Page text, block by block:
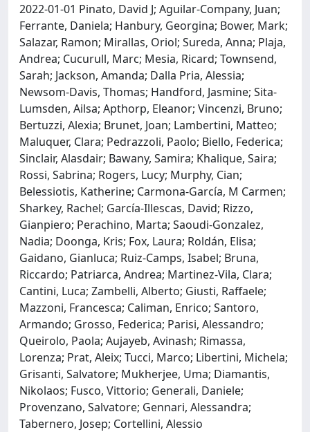
2022-01-01 Pinato, David J; Aguilar-Company, Juan;
Ferrante, Daniela; Hanbury, Georgina; Bower, Mark;
Salazar, Ramon; Mirallas, Oriol; Sureda, Anna; Plaja,
Andrea; Cucurull, Marc; Mesia, Ricard; Townsend,
Sarah; Jackson, Amanda; Dalla Pria, Alessia;
Newsom-Davis, Thomas; Handford, Jasmine; Sita-
Lumsden, Ailsa; Apthorp, Eleanor; Vincenzi, Bruno;
Bertuzzi, Alexia; Brunet, Joan; Lambertini, Matteo;
Maluquer, Clara; Pedrazzoli, Paolo; Biello, Federica;
Sinclair, Alasdair; Bawany, Samira; Khalique, Saira;
Rossi, Sabrina; Rogers, Lucy; Murphy, Cian;
Belessiotis, Katherine; Carmona-García, M Carmen;
Sharkey, Rachel; García-Illescas, David; Rizzo,
Gianpiero; Perachino, Marta; Saoudi-Gonzalez,
Nadia; Doonga, Kris; Fox, Laura; Roldán, Elisa;
Gaidano, Gianluca; Ruiz-Camps, Isabel; Bruna,
Riccardo; Patriarca, Andrea; Martinez-Vila, Clara;
Cantini, Luca; Zambelli, Alberto; Giusti, Raffaele;
Mazzoni, Francesca; Caliman, Enrico; Santoro,
Armando; Grosso, Federica; Parisi, Alessandro;
Queirolo, Paola; Aujayeb, Avinash; Rimassa,
Lorenza; Prat, Aleix; Tucci, Marco; Libertini, Michela;
Grisanti, Salvatore; Mukherjee, Uma; Diamantis,
Nikolaos; Fusco, Vittorio; Generali, Daniele;
Provenzano, Salvatore; Gennari, Alessandra;
Tabernero, Josep; Cortellini, Alessio